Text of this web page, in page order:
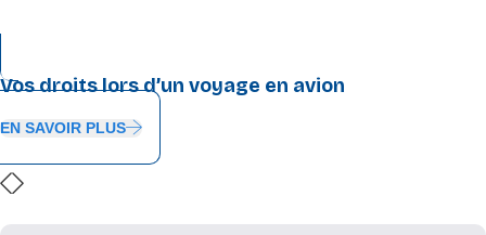
Vos droits lors d’un voyage en avion
EN SAVOIR PLUS